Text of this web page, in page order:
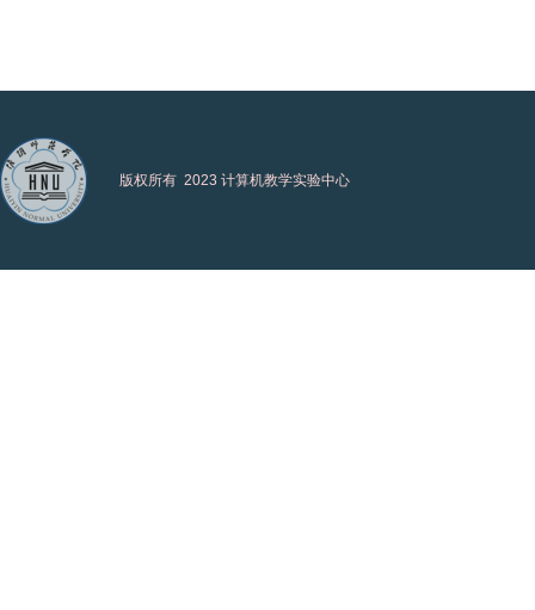
版权所有 2023 计算机教学实验中心